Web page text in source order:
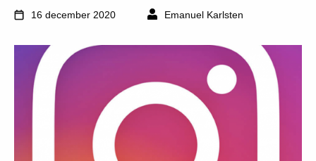
16 december 2020 Emanuel Karlsten